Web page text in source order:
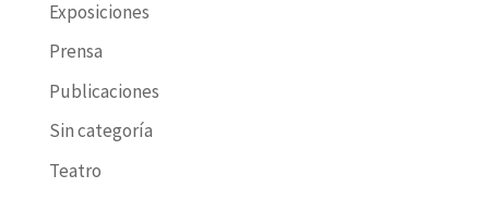
Exposiciones
Prensa
Publicaciones
Sin categoría
Teatro